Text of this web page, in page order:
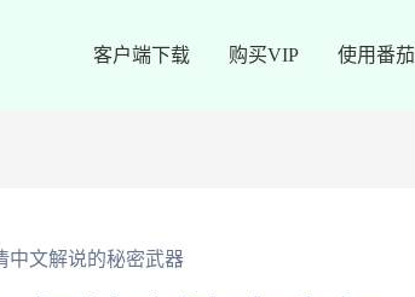
客户端下载 购买VIP 使用番茄
中文解说的秘密武器